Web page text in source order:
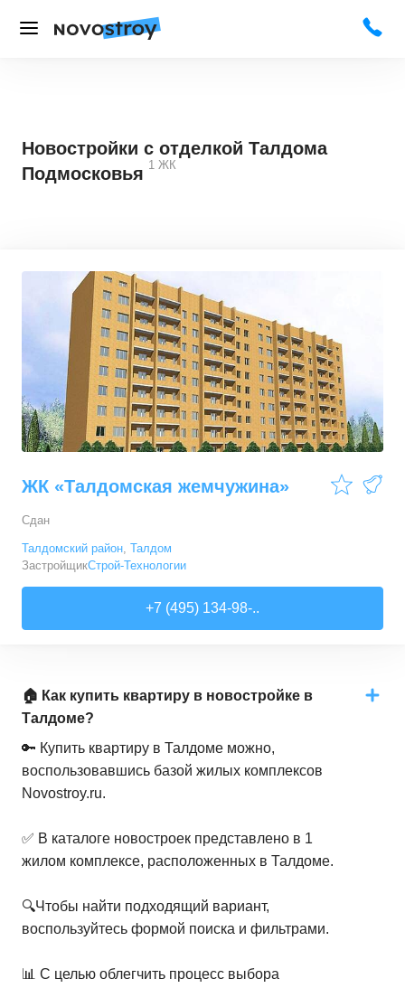
Новостройки с отделкой Талдома
Подмосковья 1 ЖК
ЖК «Талдомская жемчужина»
Сдан
Талдомский район, Талдом
ЗастройщикСтрой-Технологии
+7 (495) 134-98-..
🏠 Как купить квартиру в новостройке в
Талдоме?
🔑 Купить квартиру в Талдоме можно,
воспользовавшись базой жилых комплексов
Novostroy.ru.
✅ В каталоге новостроек представлено в 1
жилом комплексе, расположенных в Талдоме.
🔍Чтобы найти подходящий вариант,
воспользуйтесь формой поиска и фильтрами.
📊 С целью облегчить процесс выбора